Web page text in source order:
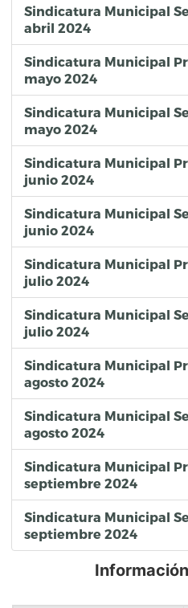
Sindicatura Municipal
abril 2024
Sindicatura Municipal
mayo 2024
Sindicatura Municipal
mayo 2024
Sindicatura Municipal
junio 2024
Sindicatura Municipal
junio 2024
Sindicatura Municipal
julio 2024
Sindicatura Municipal
julio 2024
Sindicatura Municipal
agosto 2024
Sindicatura Municipal
agosto 2024
Sindicatura Municipal
septiembre 2024
Sindicatura Municipal
septiembre 2024